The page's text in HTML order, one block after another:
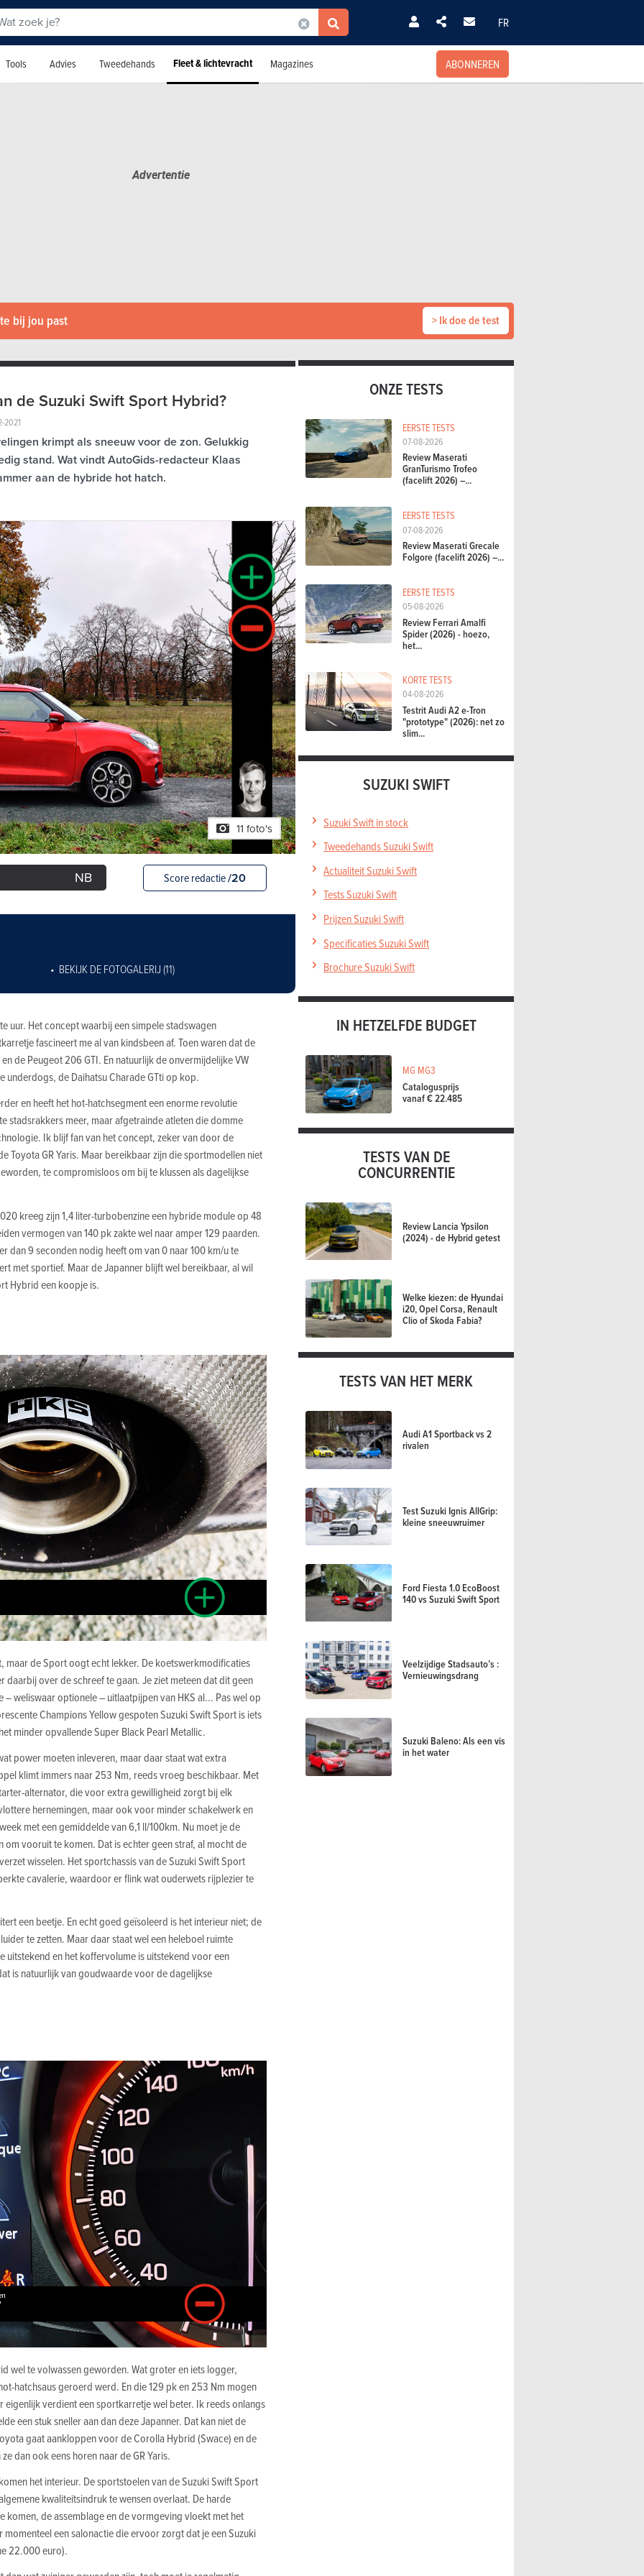
FR
Tools Advies Tweedehands Fleet & lichtevracht Magazines ABONNEREN
bij jou past > Ik doe de test
de Suzuki Swift Sport Hybrid?
2021
krimpt als sneeuw voor de zon. Gelukkig
stand. Wat vindt AutoGids-redacteur Klaas
aan de hybride hot hatch.
11 foto's
NB Score redactie/20
BEKIJK DE FOTOGALERIJ (11)
uur. Het concept waarbij een simpele stadswagen
fascineert me al van kindsbeen af. Toen waren dat de
de Peugeot 206 GTI. En natuurlijk de onvermijdelijke VW
underdogs, de Daihatsu Charade GTti op kop.
en heeft het hot-hatchsegment een enorme revolutie
stadsrakkers meer, maar afgetrainde atleten die domme
Ik blijf fan van het concept, zeker van door de
Toyota GR Yaris. Maar bereikbaar zijn die sportmodellen niet
te compromisloos om bij te klussen als dagelijkse
kreeg zijn 1,4 liter-turbobenzine een hybride module op 48
vermogen van 140 pk zakte wel naar amper 129 paarden.
dan 9 seconden nodig heeft om van 0 naar 100 km/u te
met sportief. Maar de Japanner blijft wel bereikbaar, al wil
Hybrid een koopje is.
maar de Sport oogt echt lekker. De koetswerkmodificaties
over de schreef te gaan. Je ziet meteen dat dit geen
– weliswaar optionele – uitlaatpijpen van HKS al... Pas wel op
Champions Yellow gespoten Suzuki Swift Sport is iets
minder opvallende Super Black Pearl Metallic.
power moeten inleveren, maar daar staat wat extra
klimt immers naar 253 Nm, reeds vroeg beschikbaar. Met
alternator, die voor extra gewilligheid zorgt bij elk
hernemingen, maar ook voor minder schakelwerk en
met een gemiddelde van 6,1 ll/100km. Nu moet je de
vooruit te komen. Dat is echter geen straf, al mocht de
wisselen. Het sportchassis van de Suzuki Swift Sport
cavalerie, waardoor er flink wat ouderwets rijplezier te
een beetje. En echt goed geïsoleerd is het interieur niet; de
te zetten. Maar daar staat wel een heleboel ruimte
uitstekend en het koffervolume is uitstekend voor een
is natuurlijk van goudwaarde voor de dagelijkse
wel te volwassen geworden. Wat groter en iets logger,
hatchsaus geroerd werd. En die 129 pk en 253 Nm mogen
verdient een sportkarretje wel beter. Ik reeds onlangs
een stuk sneller aan dan deze Japanner. Dat kan niet de
gaat aankloppen voor de Corolla Hybrid (Swace) en de
dan ook eens horen naar de GR Yaris.
het interieur. De sportstoelen van de Suzuki Swift Sport
kwaliteitsindruk te wensen overlaat. De harde
komen, de assemblage en de vormgeving vloekt met het
een salonactie die ervoor zorgt dat je een Suzuki
22.000 euro).
ONZE TESTS
EERSTE TESTS
07-08-2026
Review Maserati
GranTurismo Trofeo
(facelift 2026) –...
EERSTE TESTS
07-08-2026
Review Maserati Grecale
Folgore (facelift 2026) –...
EERSTE TESTS
05-08-2026
Review Ferrari Amalfi
Spider (2026) - hoezo,
het...
KORTE TESTS
04-08-2026
Testrit Audi A2 e-Tron
"prototype" (2026): net zo
slim...
SUZUKI SWIFT
Suzuki Swift in stock
Tweedehands Suzuki Swift
Actualiteit Suzuki Swift
Tests Suzuki Swift
Prijzen Suzuki Swift
Specificaties Suzuki Swift
Brochure Suzuki Swift
IN HETZELFDE BUDGET
MG MG3
Catalogusprijs
vanaf € 22.485
TESTS VAN DE
CONCURRENTIE
Review Lancia Ypsilon
(2024) - de Hybrid getest
Welke kiezen: de Hyundai
i20, Opel Corsa, Renault
Clio of Skoda Fabia?
TESTS VAN HET MERK
Audi A1 Sportback vs 2
rivalen
Test Suzuki Ignis AllGrip:
kleine sneeuwruimer
Ford Fiesta 1.0 EcoBoost
140 vs Suzuki Swift Sport
Veelzijdige Stadsauto’s :
Vernieuwingsdrang
Suzuki Baleno: Als een vis
in het water